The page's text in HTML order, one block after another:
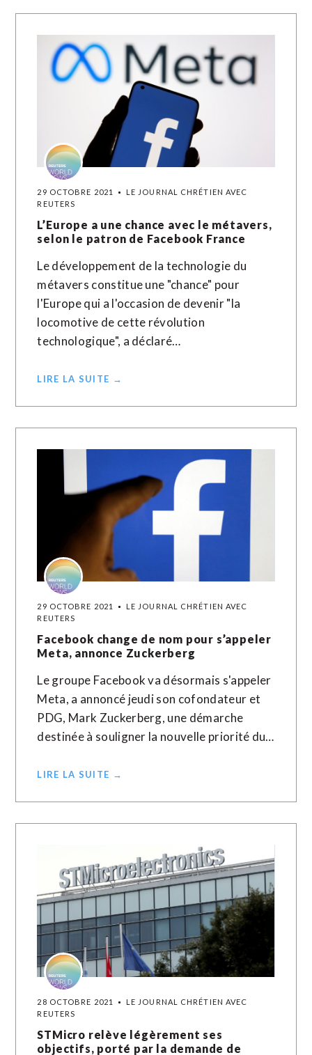
29 OCTOBRE 2021
LE JOURNAL CHRÉTIEN AVEC
REUTERS
L’Europe a une chance avec le métavers,
selon le patron de Facebook France
Le développement de la technologie du
métavers constitue une "chance" pour
l'Europe qui a l'occasion de devenir "la
locomotive de cette révolution
technologique", a déclaré…
LIRE LA SUITE →
29 OCTOBRE 2021
LE JOURNAL CHRÉTIEN AVEC
REUTERS
Facebook change de nom pour s’appeler
Meta, annonce Zuckerberg
Le groupe Facebook va désormais s'appeler
Meta, a annoncé jeudi son cofondateur et
PDG, Mark Zuckerberg, une démarche
destinée à souligner la nouvelle priorité du…
LIRE LA SUITE →
28 OCTOBRE 2021
LE JOURNAL CHRÉTIEN AVEC
REUTERS
STMicro relève légèrement ses
objectifs, porté par la demande de